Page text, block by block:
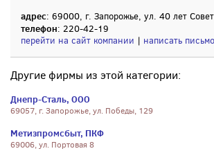
адрес: 69000, г. Запорожье, ул. 40 лет
телефон: 220-42-19
перейти на сайт компании | написать
Другие фирмы из этой категории:
Днепр-Сталь, ООО
69057, г. Запорожье, ул. Победы, 129
Метизпромсбыт, ПКФ
69006, ул. Портовая 8